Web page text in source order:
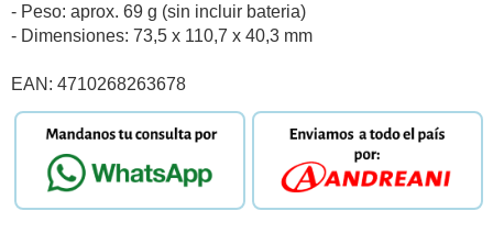
- Peso: aprox. 69 g (sin incluir bateria)
- Dimensiones: 73,5 x 110,7 x 40,3 mm
EAN: 4710268263678